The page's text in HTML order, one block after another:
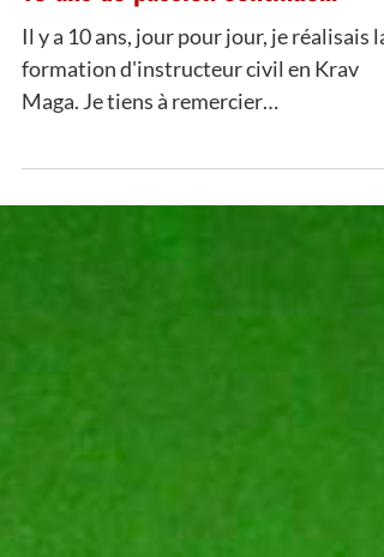
10 ans de passion continue...
Il y a 10 ans, jour pour jour, je réalisais la
formation d'instructeur civil en Krav
chaleureusement tous les...